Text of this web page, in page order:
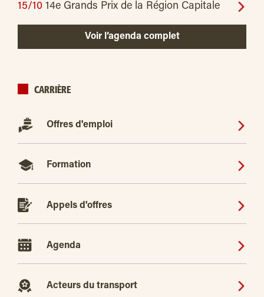
15/10 14e Grands Prix de la Région Capitale
Voir l’agenda complet
CARRIÈRE
Offres d'emploi
Formation
Appels d'offres
Agenda
Acteurs du transport